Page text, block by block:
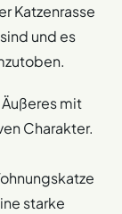
Katzenrasse
und es
mit
Charakter.
starke